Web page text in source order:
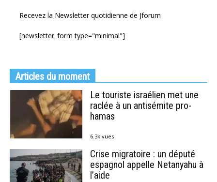
Recevez la Newsletter quotidienne de Jforum
[newsletter_form type="minimal"]
Articles du moment
Le touriste israélien met une
raclée à un antisémite pro-
hamas
6.3k vues
Crise migratoire : un député
espagnol appelle Netanyahu à
l’aide